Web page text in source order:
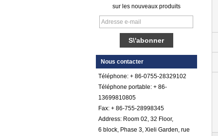
sur les nouveaux produits
Nous contacter
Téléphone: + 86-0755-28329102
Téléphone portable: + 86-
13699810805
Fax: + 86-755-28998345
Address: Room 02, 32 Floor,
6 block, Phase 3, Xieli Garden, rue
Feuille de plastique
renforcée par fibre
de verre gelée par
Feuille de galet de
renforcé par fibre de
gel coloré par
couleur